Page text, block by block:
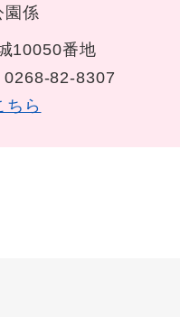
園係
10050番地
0268-82-8307
ちら